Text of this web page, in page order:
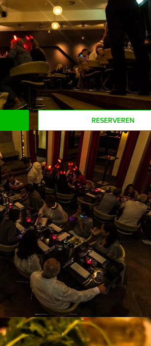
om uw drankje af te rekenen? Voor €
doorbrengt (excl. BTW) kunt u
kunt genieten van bier, fris,
voor verrassingen te staan!
deelnemers? Als u bereid bent voor het
voor minder personen boeken!
RESERVEREN
Vanaf€ 64,50
van holland'. Speel dit
Vanaf € 27,50